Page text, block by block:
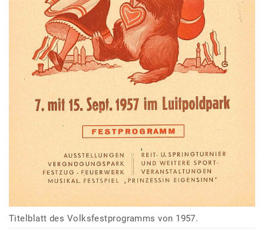
Titelblatt des Volksfestprogramms von 1957.